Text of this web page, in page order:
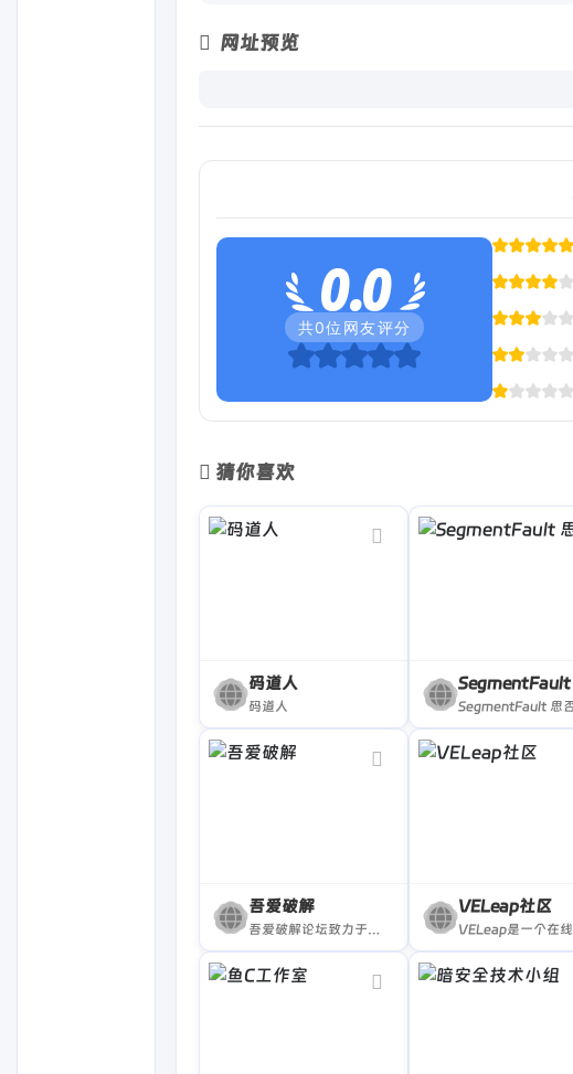
网址预览
0.0
共0位网友评分
猜你喜欢
码道人
码道人
吾爱破解
吾爱破解论坛致力于软件安全与病毒分析的前沿，丰富的技术版块交相辉映，由无数热衷于软件加密解密及反病毒爱好者共同维护
VELeap社区